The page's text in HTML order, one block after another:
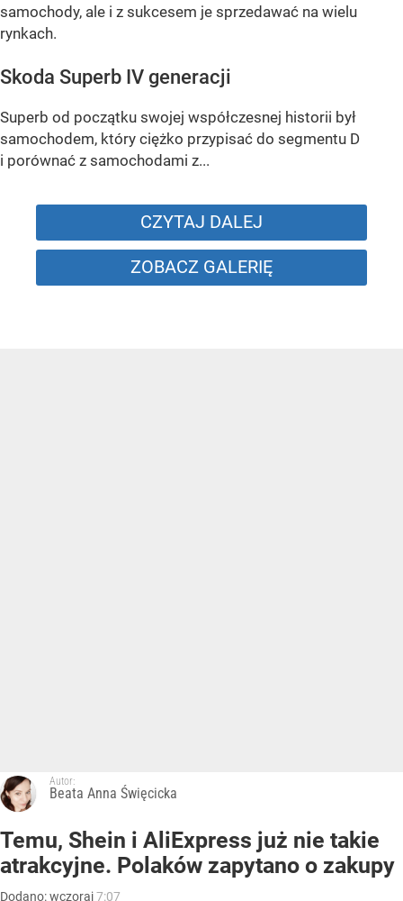
samochody, ale i z sukcesem je sprzedawać na wielu
rynkach.
Skoda Superb IV generacji
Superb od początku swojej współczesnej historii był
samochodem, który ciężko przypisać do segmentu D
i porównać z samochodami z...
CZYTAJ DALEJ
ZOBACZ GALERIĘ
Autor:
Beata Anna Święcicka
Temu, Shein i AliExpress już nie takie
atrakcyjne. Polaków zapytano o zakupy
Dodano:wczoraj7:07